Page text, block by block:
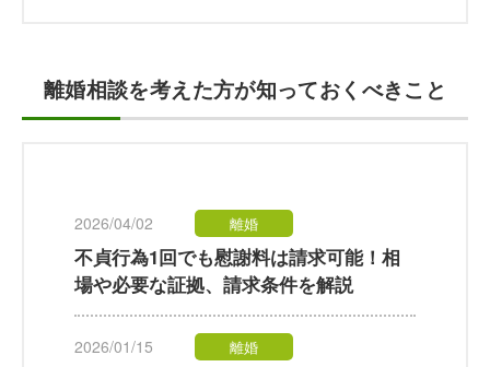
2023/02/27 離婚
離婚相談を考えた方が知っておくべきこと
2026/04/02 離婚
不貞行為1回でも慰謝料は請求可能！相
場や必要な証拠、請求条件を解説
2026/01/15 離婚